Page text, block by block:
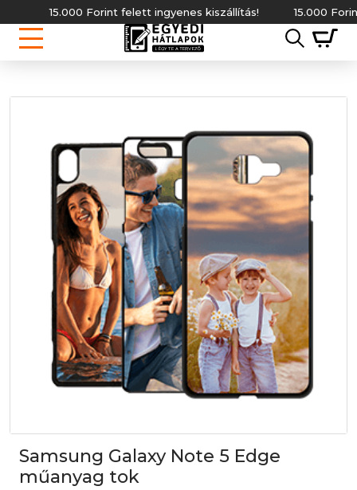
15.000 Forint felett ingyenes kiszállítás! 15.000 Forint
Samsung Galaxy Note 5 Edge
műanyag tok